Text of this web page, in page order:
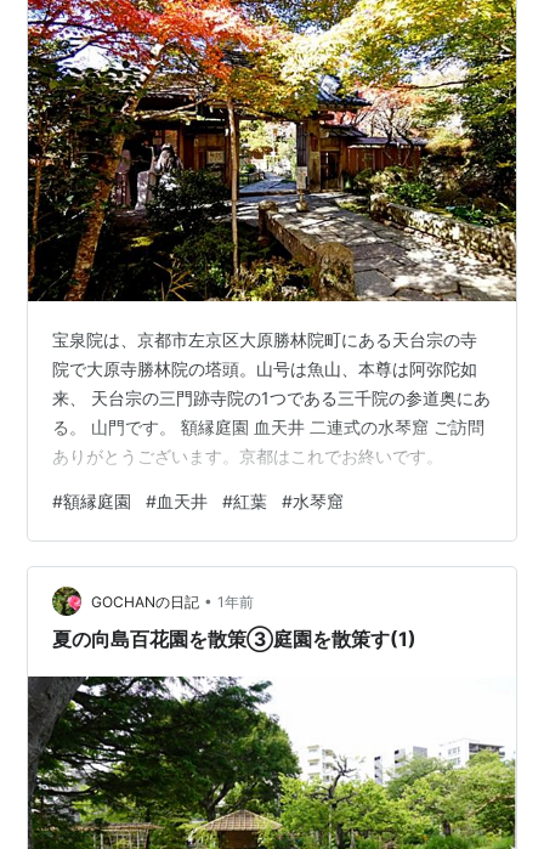
宝泉院は、京都市左京区大原勝林院町にある天台宗の寺
院で大原寺勝林院の塔頭。山号は魚山、本尊は阿弥陀如
来、 天台宗の三門跡寺院の1つである三千院の参道奥にあ
る。 山門です。 額縁庭園 血天井 二連式の水琴窟 ご訪問
ありがとうございます。京都はこれでお終いです。
#額縁庭園 #血天井 #紅葉 #水琴窟
GOCHANの日記 • 1年前
夏の向島百花園を散策③庭園を散策す(1)